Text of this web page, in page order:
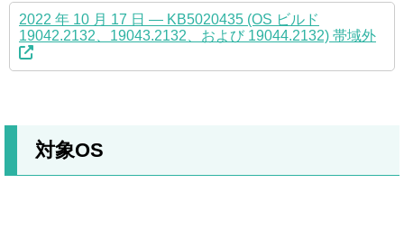
2022 年 10 月 17 日 — KB5020435 (OS ビルド
19042.2132、19043.2132、および 19044.2132) 帯域外
対象OS